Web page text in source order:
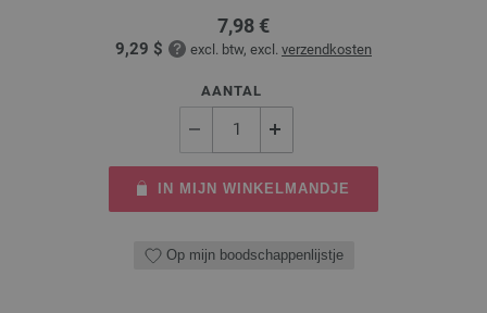
7,98 €
9,29 $ excl. btw, excl. verzendkosten
AANTAL
IN MIJN WINKELMANDJE
Op mijn boodschappenlijstje